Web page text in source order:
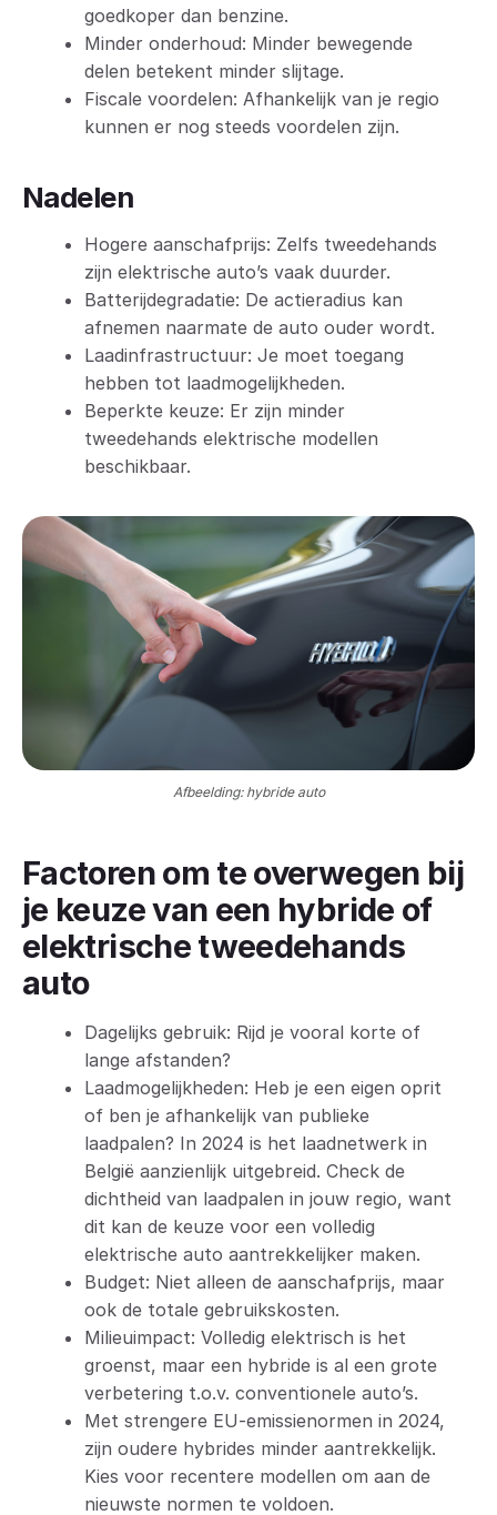
goedkoper dan benzine.
Minder onderhoud: Minder bewegende
delen betekent minder slijtage.
Fiscale voordelen: Afhankelijk van je regio
kunnen er nog steeds voordelen zijn.
Nadelen
Hogere aanschafprijs: Zelfs tweedehands
zijn elektrische auto’s vaak duurder.
Batterijdegradatie: De actieradius kan
afnemen naarmate de auto ouder wordt.
Laadinfrastructuur: Je moet toegang
hebben tot laadmogelijkheden.
Beperkte keuze: Er zijn minder
tweedehands elektrische modellen
beschikbaar.
Afbeelding: hybride auto
Factoren om te overwegen bij
je keuzevan een hybride of
elektrische tweedehands
auto
Dagelijks gebruik: Rijd je vooral korte of
lange afstanden?
Laadmogelijkheden: Heb je een eigen oprit
of ben je afhankelijk van publieke
laadpalen? In 2024 is het laadnetwerk in
België aanzienlijk uitgebreid. Check de
dichtheid van laadpalen in jouw regio, want
dit kan de keuze voor een volledig
elektrische auto aantrekkelijker maken.
Budget: Niet alleen de aanschafprijs, maar
ook de totale gebruikskosten.
Milieuimpact: Volledig elektrisch is het
groenst, maar een hybride is al een grote
verbetering t.o.v. conventionele auto’s.
Met strengere EU-emissienormen in 2024,
zijn oudere hybrides minder aantrekkelijk.
Kies voor recentere modellen om aan de
nieuwste normen te voldoen.